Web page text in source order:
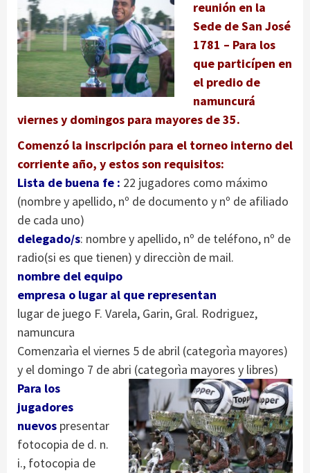
reunión en la
Sede de San José
1781 – Para los
que particípen en
el predio de
namuncurá
viernes y domingos para mayores de 35.
Comenzó la inscripción para el torneo interno del
corriente año, y estos son requisitos:
Lista de buena fe : 22 jugadores como máximo
(nombre y apellido, nº de documento y nº de afiliado
de cada uno)
delegado/s: nombre y apellido, nº de teléfono, nº de
radio(si es que tienen) y direcciòn de mail.
nombre del equipo
empresa o lugar al que representan
lugar de juego F. Varela, Garin, Gral. Rodriguez,
namuncura
Comenzarìa el viernes 5 de abril (categorìa mayores)
y el domingo 7 de abri (categorìa mayores y libres)
Para los
jugadores
nuevos presentar
fotocopia de d. n.
i., fotocopia de